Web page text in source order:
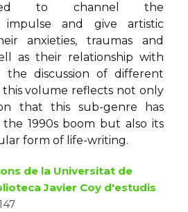
to channel the
impulse and give artistic
anxieties, traumas and
as their relationship with
discussion of different
this volume reflects not only
that this sub-genre has
1990s boom but also its
form of life-writing.
de la Universitat de
Javier Coy d'estudis